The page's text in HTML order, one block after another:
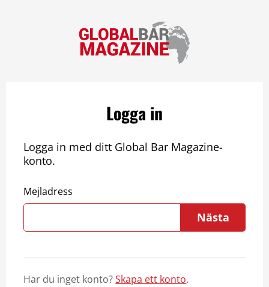
Logga in
Logga in med ditt Global Bar Magazine-
konto.
Mejladress
Nästa
Har du inget konto?Skapa ett konto.